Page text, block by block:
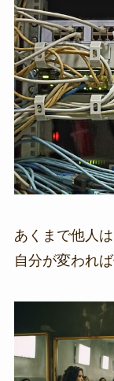
あくまで他人
自分が変われ